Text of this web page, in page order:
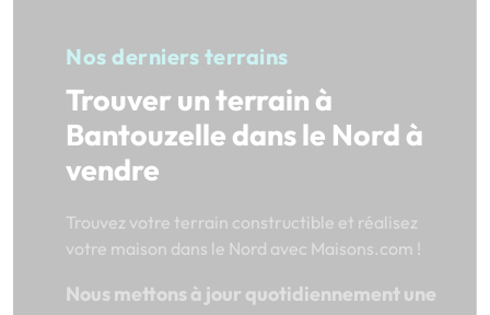
Nos derniers terrains
Trouver un terrain à
Bantouzelle dans le Nord à
vendre
Trouvez votre terrain constructible et réalisez
votre maison dans le Nord avec Maisons.com !
Nous mettons à jour quotidiennement une